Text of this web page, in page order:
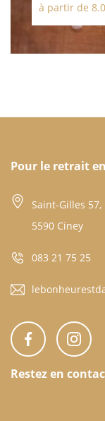
à partir de
Pour le retrait
Saint-Gilles 57,
5590 Ciney
083 21 75 25
Restez en